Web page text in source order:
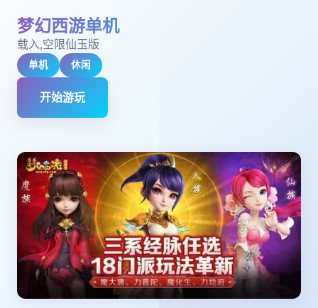
梦幻西游单机
载入,空限仙玉版
单机 休闲
开始游玩